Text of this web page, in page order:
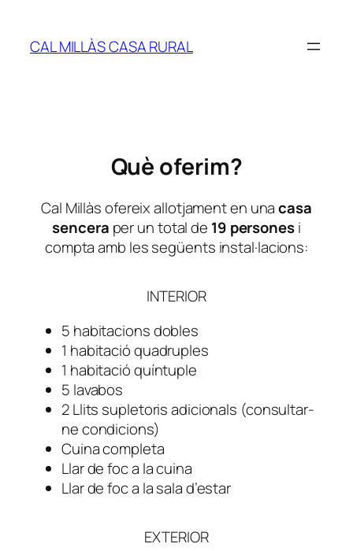
content
CAL MILLÀS CASA RURAL
Què oferim?
Cal Millàs ofereix allotjament en unacasa
sencera per un total de 19 personesi
compta amb les següents instal·lacions:
INTERIOR
5 habitacions dobles
1 habitació quadruples
1 habitació quíntuple
5 lavabos
2 Llits supletoris adicionals (consultar-
ne condicions)
Cuina completa
Llar de foc a la cuina
Llar de foc a la sala d’estar
EXTERIOR